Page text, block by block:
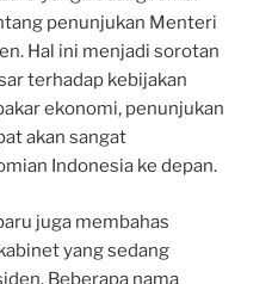
penunjukan Menteri
Hal ini menjadi sorotan
terhadap kebijakan
ekonomi, penunjukan
akan sangat
Indonesia ke depan.
juga membahas
yang sedang
Beberapa nama